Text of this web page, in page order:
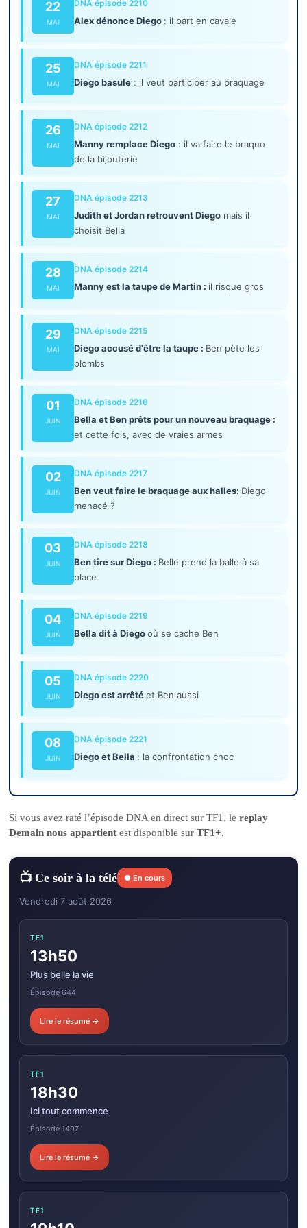
22
MAI
DNA épisode 2210
Alex dénonce Diego : il part en cavale
25
MAI
DNA épisode 2211
Diego basule : il veut participer au braquage
26
MAI
DNA épisode 2212
Manny remplace Diego : il va faire le braquo
de la bijouterie
27
MAI
DNA épisode 2213
Judith et Jordan retrouvent Diego mais il
choisit Bella
28
MAI
DNA épisode 2214
Manny est la taupe de Martin : il risque gros
29
MAI
DNA épisode 2215
Diego accusé d'être la taupe : Ben pète les
plombs
01
JUIN
DNA épisode 2216
Bella et Ben prêts pour un nouveau braquage :
et cette fois, avec de vraies armes
02
JUIN
DNA épisode 2217
Ben veut faire le braquage aux halles: Diego
menacé ?
03
JUIN
DNA épisode 2218
Ben tire sur Diego : Belle prend la balle à sa
place
04
JUIN
DNA épisode 2219
Bella dit à Diegooù se cache Ben
05
JUIN
DNA épisode 2220
Diego est arrêtéet Ben aussi
08
JUIN
DNA épisode 2221
Diego et Bella : la confrontation choc
Si vous avez raté l’épisode DNA en direct sur TF1, lereplay
Demain nous appartient est disponible surTF1+.
📺 Ce soir à la télé ● En cours
Vendredi 7 août 2026
TF1
13h50
Plus belle la vie
Épisode 644
Lire le résumé →
TF1
18h30
Ici tout commence
Épisode 1497
Lire le résumé →
TF1